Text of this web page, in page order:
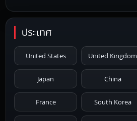
1996 1995 1994
1991
1986 1985 1984
1981 1980 1979
1976 1975 1974
ประเทศ
United States United Kingdom
Japan China
France South Korea